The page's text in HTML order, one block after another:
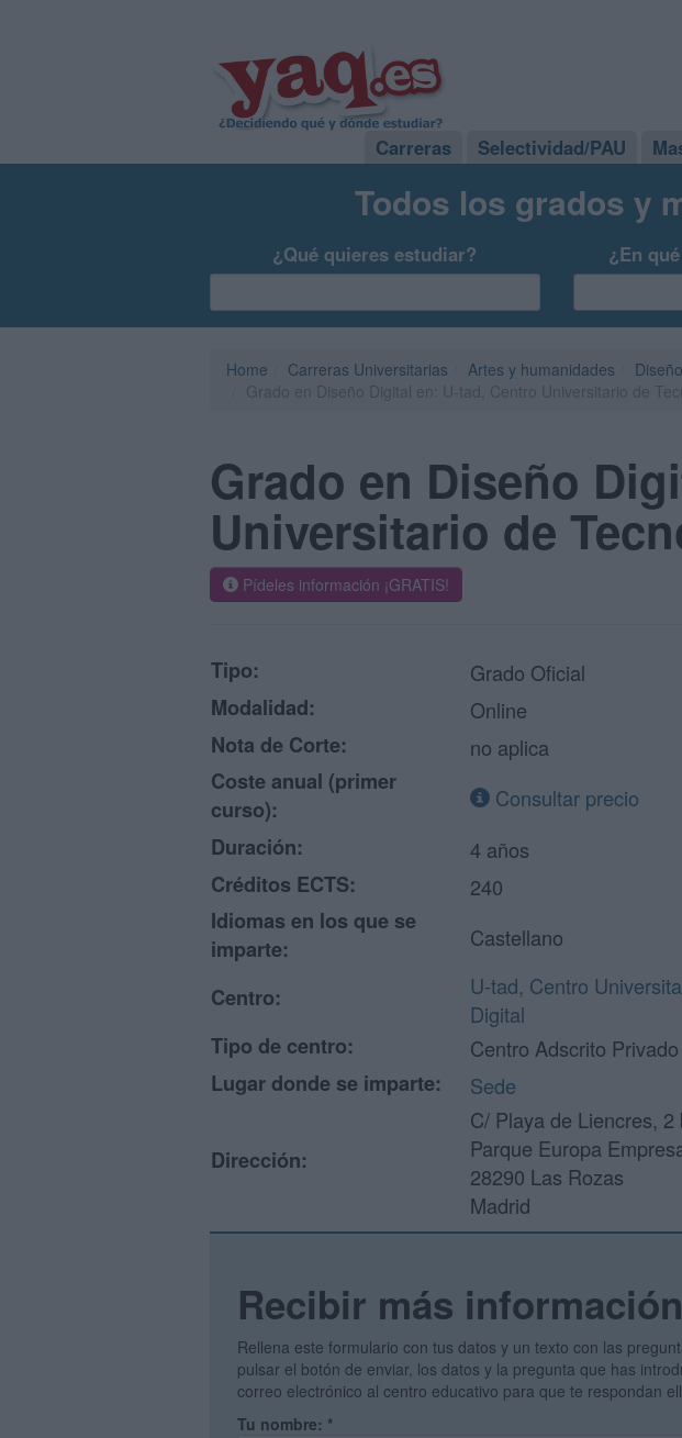
Carreras Selectividad/PAU
Todos los grados y
¿Qué quieres estudiar? ¿En
Home Carreras Universitarias Artes y humanidades
Grado en Diseño
Universitario de
Pídeles información ¡GRATIS!
Tipo:
Grado Oficial
Modalidad:
Online
Nota de Corte:
no aplica
Coste anual (primer
curso):
Consultar precio
Duración:
4 años
Créditos ECTS:
240
Idiomas en los que se
imparte:
Castellano
Centro:
U-tad, Centro
Digital
Tipo de centro:
Centro Adscrito Privado
Lugar donde se imparte:
Sede
Dirección:
C/ Playa de Liencres, 2
Parque Europa
28290 Las Rozas
Madrid
Recibir más información
Rellena este formulario con tus datos y un texto con las
pulsar el botón de enviar, los datos y la pregunta que has
correo electrónico al centro educativo para que te respondan
Tu nombre: *